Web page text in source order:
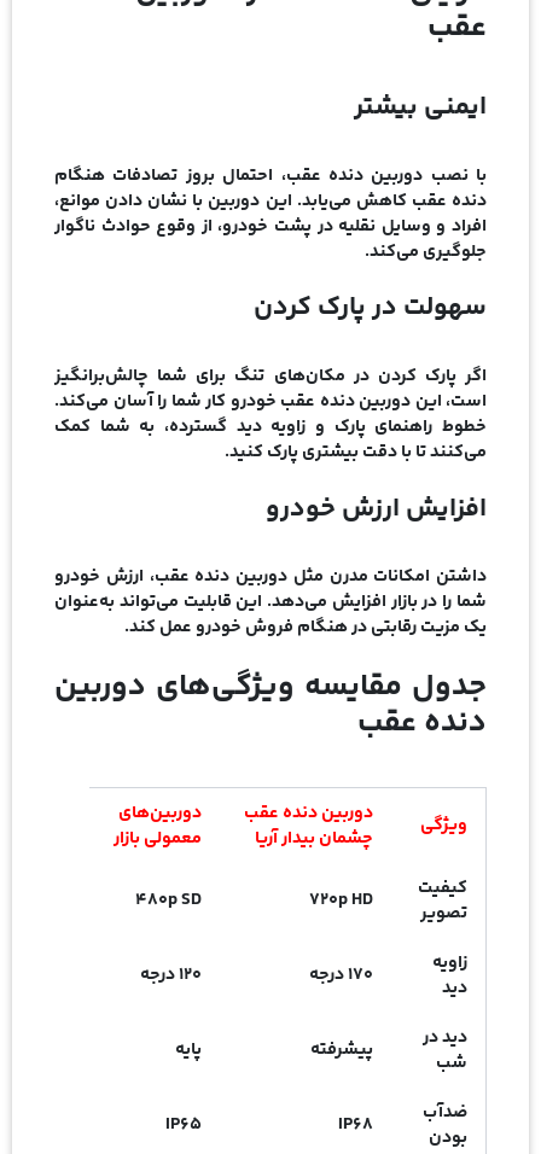
عقب
ایمنی بیشتر
با نصب دوربین دنده عقب، احتمال بروز تصادفات هنگام
دنده عقب کاهش می‌یابد. این دوربین با نشان دادن موانع،
افراد و وسایل نقلیه در پشت خودرو، از وقوع حوادث ناگوار
جلوگیری می‌کند.
سهولت در پارک کردن
اگر پارک کردن در مکان‌های تنگ برای شما چالش‌برانگیز
است، این دوربین دنده عقب خودرو کار شما را آسان می‌کند.
خطوط راهنمای پارک و زاویه دید گسترده، به شما کمک
می‌کنند تا با دقت بیشتری پارک کنید.
افزایش ارزش خودرو
داشتن امکانات مدرن مثل دوربین دنده عقب، ارزش خودرو
شما را در بازار افزایش می‌دهد. این قابلیت می‌تواند به‌عنوان
یک مزیت رقابتی در هنگام فروش خودرو عمل کند.
جدول مقایسه ویژگی‌های دوربین
دنده عقب
ویژگی
دوربین دنده عقب
چشمان بیدار آریا
دوربین‌های
معمولی بازار
کیفیت
تصویر
720p HD
480p SD
زاویه
دید
170 درجه 120 درجه
دید در
شب
پیشرفته پایه
ضدآب
بودن
IP68
IP65